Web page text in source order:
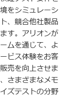
をシミュレーシ
、競合他社製品
す。アリオンが
ムを通じて、よ
ビス体験をお客
売を向上させま
まざまなメモ
ズテストの分野